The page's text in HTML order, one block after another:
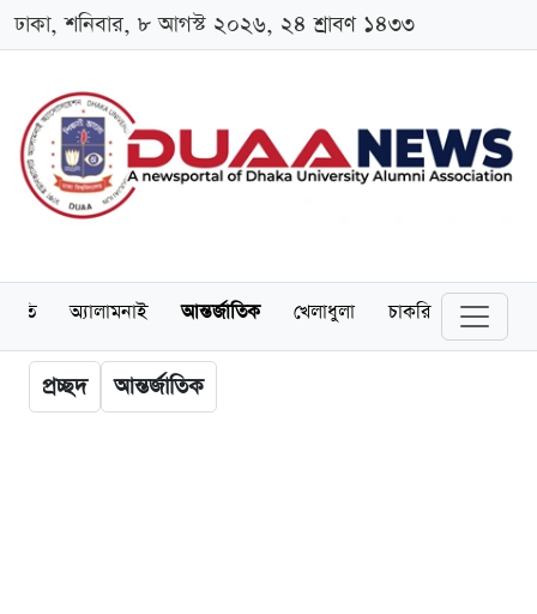
ঢাকা, শনিবার, ৮ আগস্ট ২০২৬, ২৪ শ্রাবণ ১৪৩৩
অ্যালামনাই আন্তর্জাতিক খেলাধুলা চাকরি স্কলারশিপ
প্রচ্ছদ আন্তর্জাতিক